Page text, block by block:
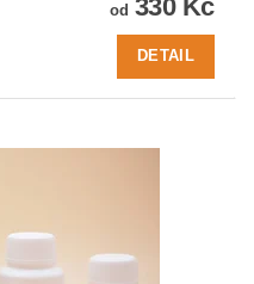
od 330 Kč
DETAIL